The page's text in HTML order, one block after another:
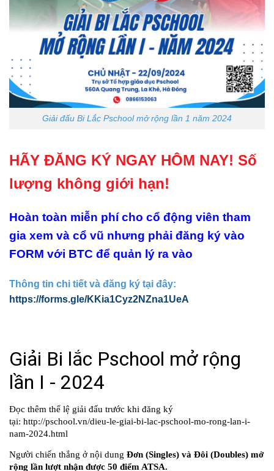
Giải đấu Bi Lắc Pschool mở rộng lần 1 năm 2024
HÃY ĐĂNG KÝ NGAY HÔM NAY! Số
lượng không giới hạn!
Hoàn toàn miễn phí cho cổ động viên tham
gia xem và cổ vũ nhưng phải đăng ký vào
FORM với BTC để quản lý ra vào
Thông tin chi tiết và đăng ký tại đây:
https://forms.gle/KKia1Cyz2NZna1UeA